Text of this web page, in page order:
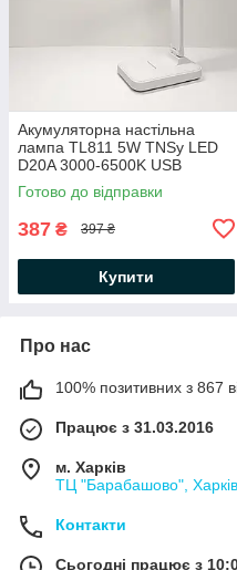
Акумуляторна настільна
лампа TL811 5W TNSy LED
D20A 3000-6500K USB
1200mAh Li-ion біла
290х250х90мм
Готово до відправки
387 ₴ 397 ₴
Купити
Про нас
100% позитивних з 867
Працює з 31.03.2016
м. Харків
ТЦ "Барабашово",
Контакти
Сьогодні працює з